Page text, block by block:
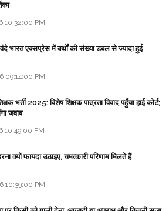
PM
वंदे भारत एक्सप्रेस में बर्थों की संख्या डबल से ज्यादा हुई
PM
भर्ती 2025: विशेष शिक्षक पात्रता विवाद पहुँचा हाई कोर्ट;
जवाब
PM
क्यों फायदा उठाइए, चमत्कारी परिणाम मिलते हैं
PM